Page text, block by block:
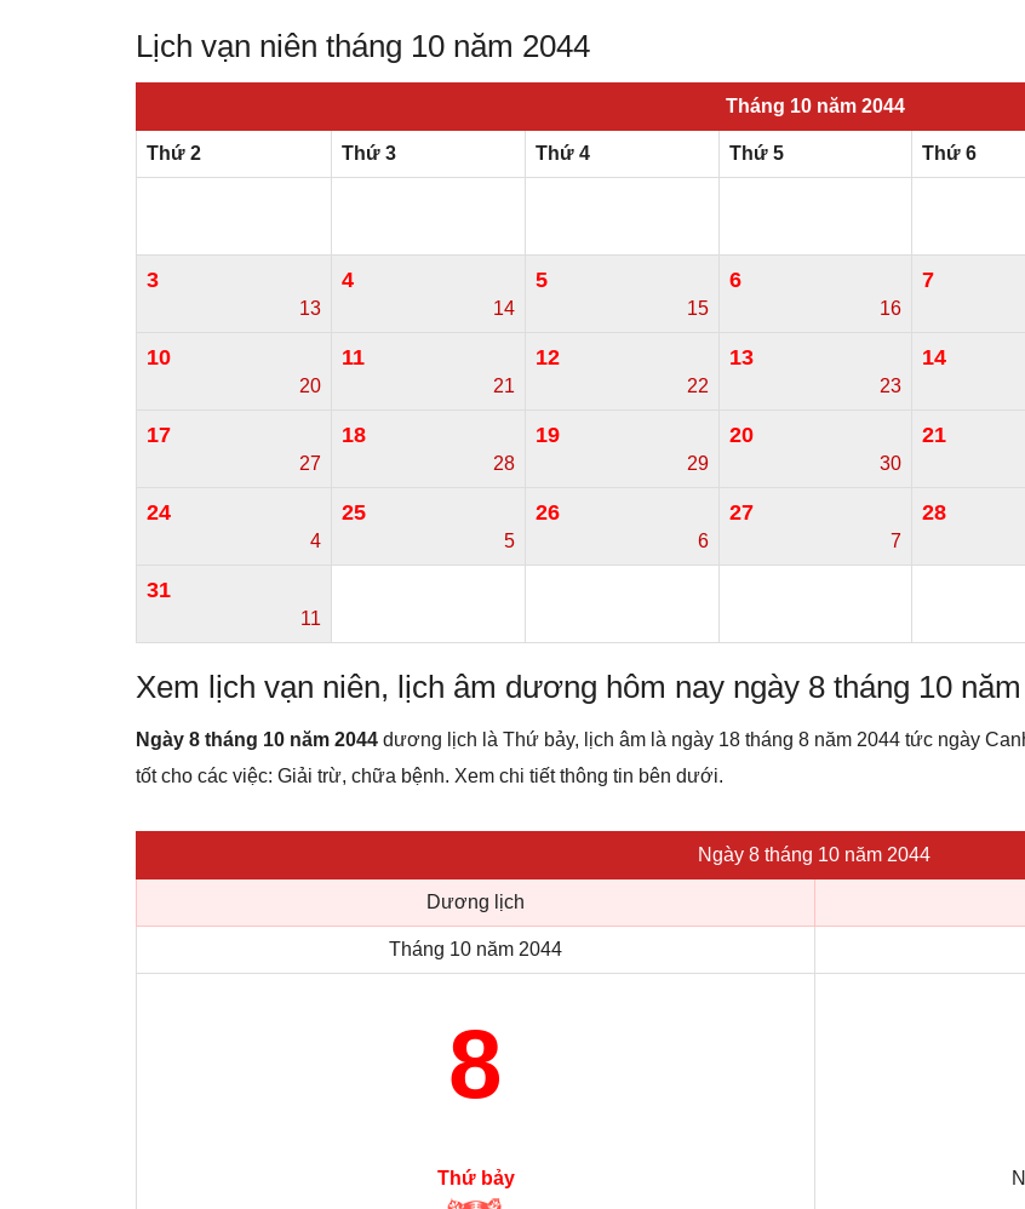
Lịch vạn niên tháng 10 năm 2044
Tháng 10 năm 2044
Thứ 2 Thứ 3 Thứ 4 Thứ 5 Thứ 6
3
13
4
14
5
15
6
16
7
10
20
11
21
12
22
13
23
14
17
27
18
28
19
29
20
30
21
24
4
25
5
26
6
27
7
28
31
11
Xem lịch vạn niên, lịch âm dương hôm nay ngày 8 tháng 10
Ngày 8 tháng 10 năm 2044 dương lịch là Thứ bảy, lịch âm là ngày 18 tháng 8 năm 2044 tức ngày
tốt cho các việc: Giải trừ, chữa bệnh. Xem chi tiết thông tin bên dưới.
Ngày 8 tháng 10 năm 2044
Dương lịch
Tháng 10 năm 2044
8
Thứ bảy